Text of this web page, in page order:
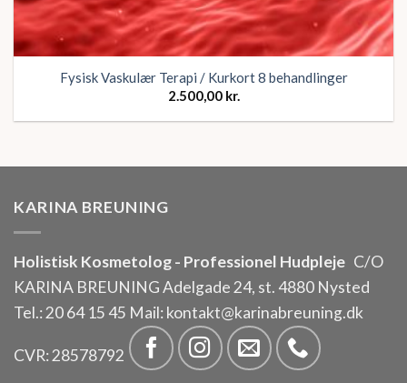
Fysisk Vaskulær Terapi / Kurkort 8 behandlinger
2.500,00 kr.
KARINA BREUNING
Holistisk Kosmetolog - Professionel Hudpleje C/O
KARINA BREUNING Adelgade 24, st. 4880 Nysted
Tel.:20 64 15 45 Mail:kontakt@karinabreuning.dk
CVR: 28578792